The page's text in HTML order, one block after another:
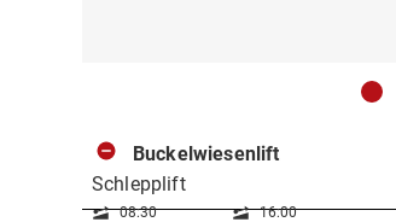
Buckelwiesenlift
Schlepplift
08:30 16:00